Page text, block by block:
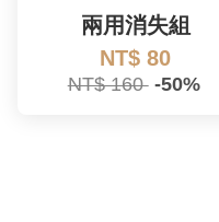
兩用消失組
NT$ 80
NT$ 160 -50%